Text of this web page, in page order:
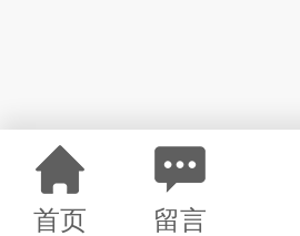
首页 留言